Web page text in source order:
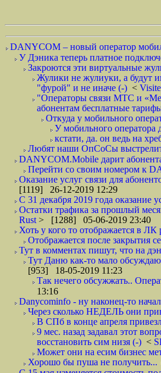
DANYCOM – новый оператор
У Дэника теперь платное
Закроются эти виртуальные
Жулики не жулиуки, а будут
"фурой" и не иначе (-) <
"Операторы связи МТС и
абонентам бесплатные
Откуда у мобильного
У мобильного оператора
кстати, да. он ведь на
Любят наши ОпСоСы
DANYCOM.Mobile дарит
Перейти со своим номером к
Оказание услуг связи для
[1119] 26-12-2019 12:29
С 31 декабря 2019 года оказание
Остатки трафика за прошлый
Rust > [1288] 05-06-2019 23:40
Хоть у кого то отображается в
Отображается после закрытия
Тут в комментах пишут, что на
Тут Даню как-то мало
[953] 18-05-2019 11:23
Так нечего обсужжать..
13:16
Danycominfo - ну наконец-то
Через сколько НЕДЕЛЬ они
В СПб в конце апреля
9 мес. назад задавал этот
восстановить сим низя (-) <
Может они на есим бизнес
Хорошо бы пуша не получить...